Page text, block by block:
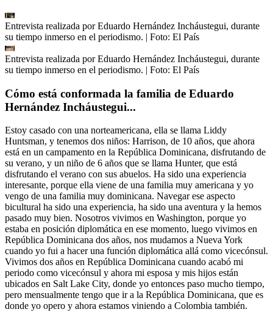
Entrevista realizada por Eduardo Hernández Incháustegui, durante
su tiempo inmerso en el periodismo. | Foto: El País
Entrevista realizada por Eduardo Hernández Incháustegui, durante
su tiempo inmerso en el periodismo. | Foto: El País
Cómo está conformada la familia de Eduardo
Hernández Incháustegui...
Estoy casado con una norteamericana, ella se llama Liddy
Huntsman, y tenemos dos niños: Harrison, de 10 años, que ahora
está en un campamento en la República Dominicana, disfrutando de
su verano, y un niño de 6 años que se llama Hunter, que está
disfrutando el verano con sus abuelos. Ha sido una experiencia
interesante, porque ella viene de una familia muy americana y yo
vengo de una familia muy dominicana. Navegar ese aspecto
bicultural ha sido una experiencia, ha sido una aventura y la hemos
pasado muy bien. Nosotros vivimos en Washington, porque yo
estaba en posición diplomática en ese momento, luego vivimos en
República Dominicana dos años, nos mudamos a Nueva York
cuando yo fui a hacer una función diplomática allá como vicecónsul.
Vivimos dos años en República Dominicana cuando acabó mi
periodo como vicecónsul y ahora mi esposa y mis hijos están
ubicados en Salt Lake City, donde yo entonces paso mucho tiempo,
pero mensualmente tengo que ir a la República Dominicana, que es
donde yo opero y ahora estamos viniendo a Colombia también.